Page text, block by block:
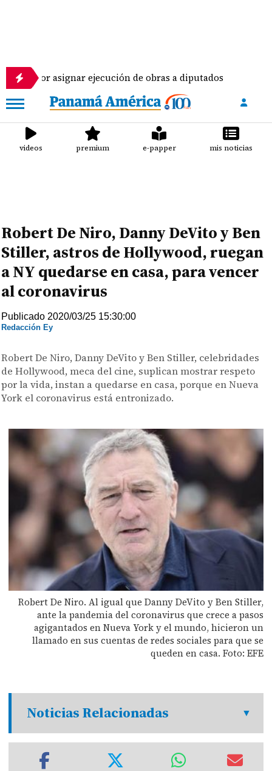
ejecución de obras a diputados
videos premium e-papper mis noticias
Robert De Niro, Danny DeVito y Ben
Stiller, astros de Hollywood, ruegan
a NY quedarse en casa, para vencer
al coronavirus
Publicado 2020/03/25 15:30:00
Redacción Ey
Robert De Niro, Danny DeVito y Ben Stiller, celebridades
de Hollywood, meca del cine, suplican mostrar respeto
por la vida, instan a quedarse en casa, porque en Nueva
York el coronavirus está entronizado.
Robert De Niro. Al igual que Danny DeVito y Ben Stiller,
ante la pandemia del coronavirus que crece a pasos
agigantados en Nueva York y el mundo, hicieron un
llamado en sus cuentas de redes sociales para que se
queden en casa. Foto: EFE
Noticias Relacionadas